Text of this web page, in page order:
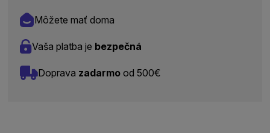
Môžete mať doma
Vaša platba je bezpečná
Doprava zadarmo od 500€